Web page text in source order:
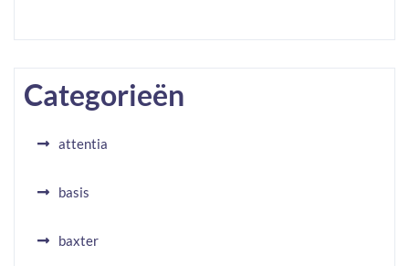
Categorieën
attentia
basis
baxter